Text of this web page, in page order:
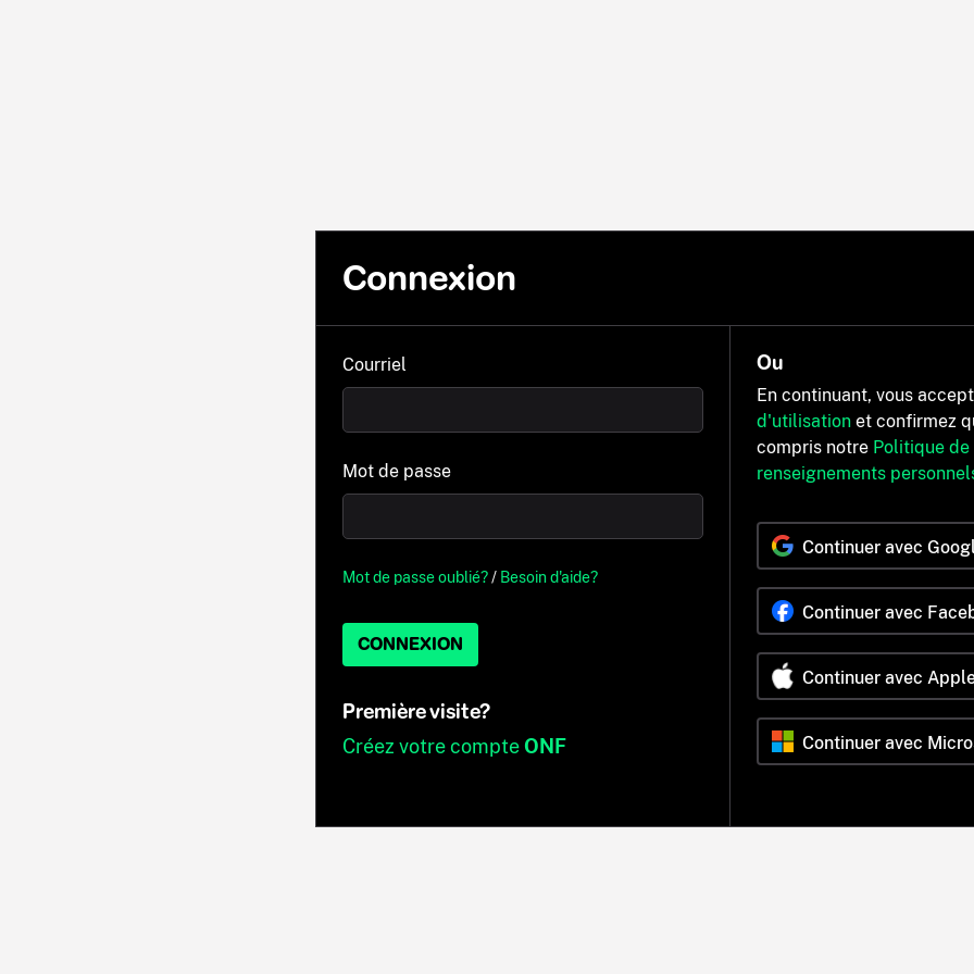
Connexion
Courriel
Mot de passe
Mot de passe oublié?/ Besoin d'aide?
CONNEXION
Première visite?
Créez votre compteONF
Ou
En continuant, vous
d'utilisation et confirmez
compris notre Politique
renseignements
Continuer avec
Continuer avec
Continuer avec
Continuer avec